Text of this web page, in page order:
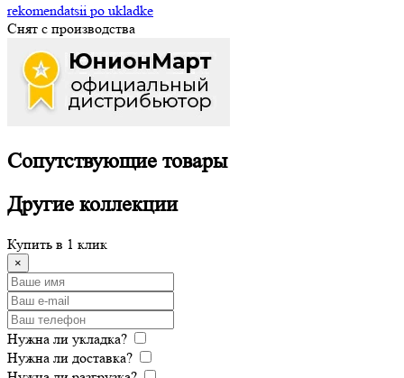
rekomendatsii po ukladke
Снят с производства
Сопутствующие товары
Другие коллекции
Купить в 1 клик
×
Нужна ли укладка?
Нужна ли доставка?